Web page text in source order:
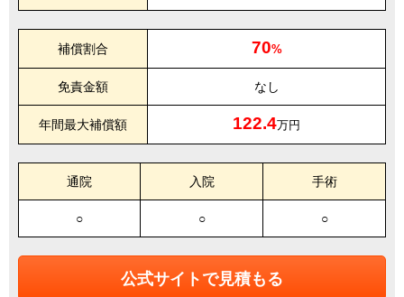
補償割合 70%
免責金額 なし
年間最大補償額 122.4万円
通院 入院 手術
○ ○ ○
公式サイトで見積もる